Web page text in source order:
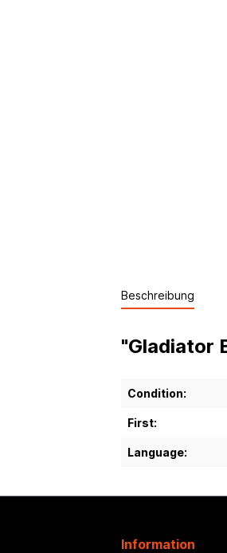
Beschreibung
"Gladiator
Condition:
First:
Language:
Information